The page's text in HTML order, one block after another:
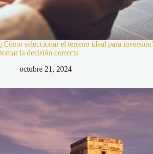
¿Cómo seleccionar el terreno ideal para
tomar la decisión correcta
octubre 21, 2024